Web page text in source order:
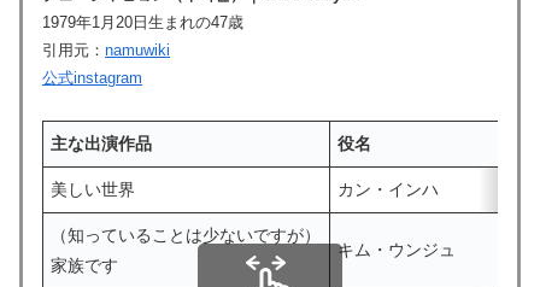
1979年1月20日生まれの47歳
引用元： namuwiki
公式instagram
主な出演作品 役名
美しい世界 カン・インハ
（知っていることは少ないですが）
家族です
キム・ウンジュ